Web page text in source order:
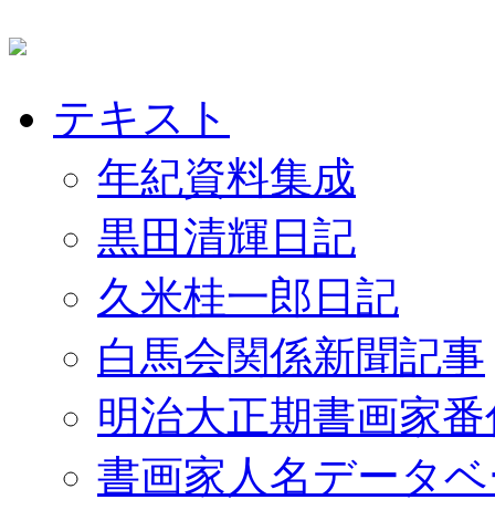
テキスト
年紀資料集成
黒田清輝日記
久米桂一郎日記
白馬会関係新聞記事
明治大正期書画家
書画家人名データ